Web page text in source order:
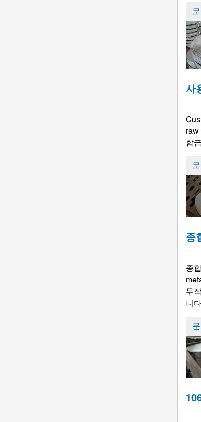
문
사
raw
합
문
종
종
무
니
문